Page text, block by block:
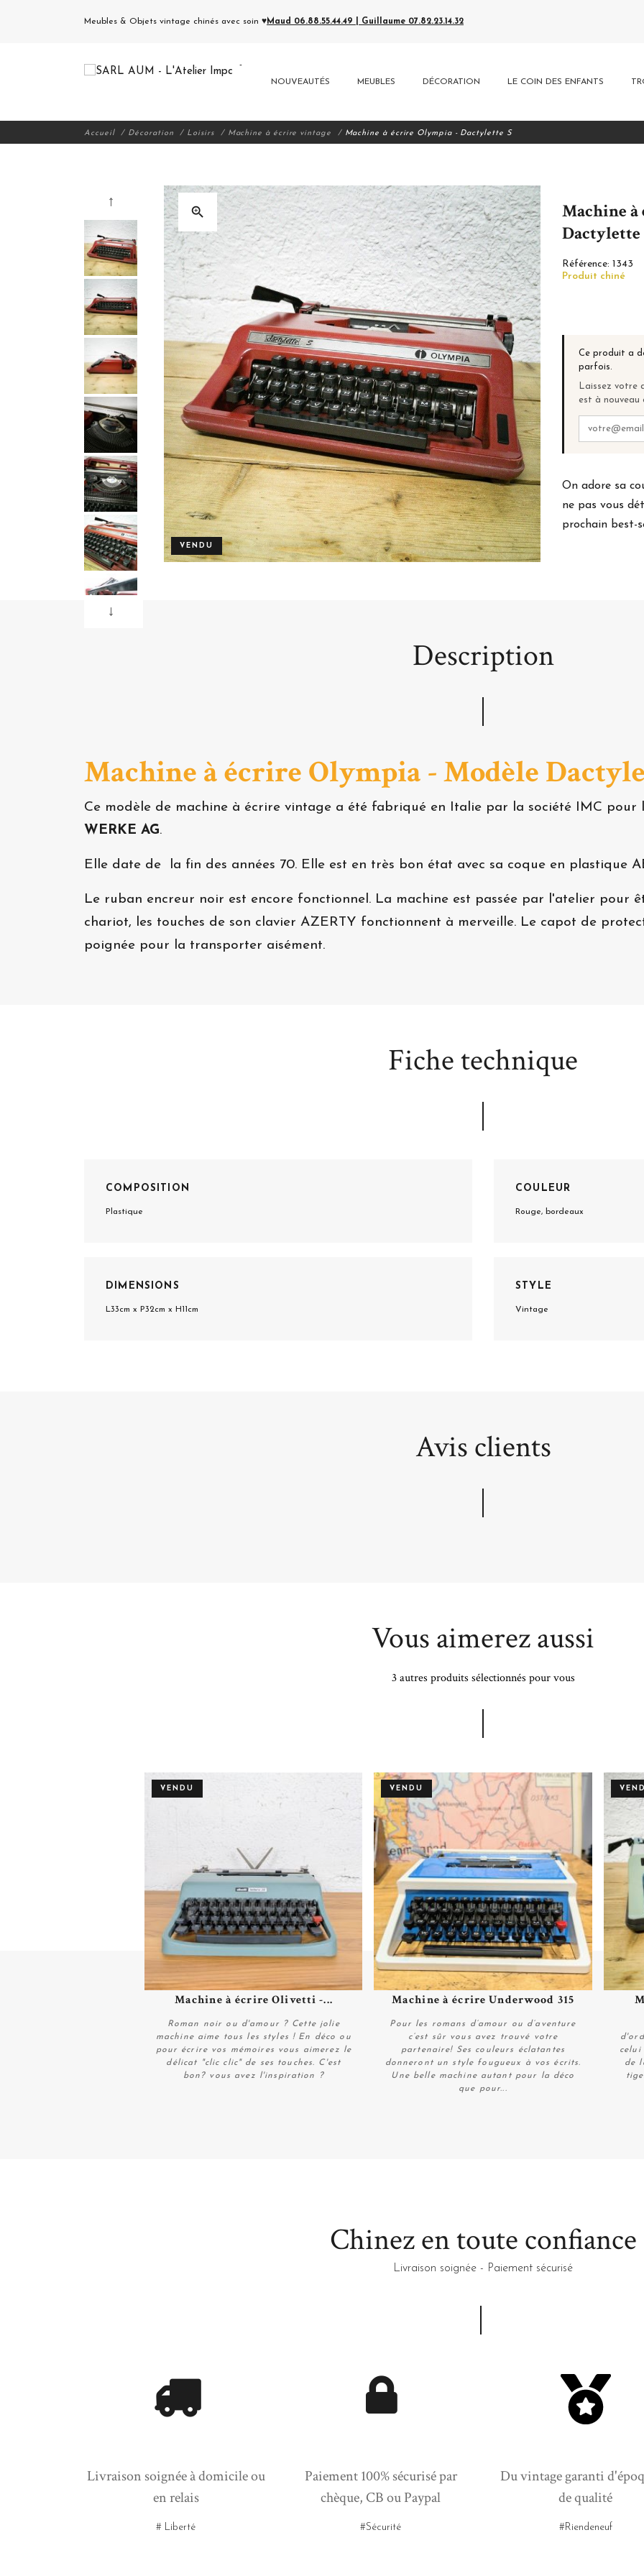
Meubles & Objets vintage chinés avec soin ♥Maud 06.88.55.44.49 | Guillaume 07.82.23.14.32
NOUVEAUTÉS MEUBLES DÉCORATION LE COIN DES ENFANTS
Accueil Décoration Loisirs Machine à écrire vintage Machine à écrire Olympia - Dactylette S
VENDU
zoom_in
Machine
Dactylette
Référence: 1343
Produit chiné
Ce produit a
parfois.
Laissez votre
est à nouveau
On adore sa
ne pas vous
prochain best-
Description
Machine à écrire Olympia - Modèle
Ce modèle de machine à écrire vintage a été fabriqué en Italie par la société IMC
WERKE AG.
Elle date de la fin des années 70. Elle est en très bon état avec sa coque en plastique
Le ruban encreur noir est encore fonctionnel. La machine est passée par l'atelier pour
chariot, les touches de son clavier AZERTY fonctionnent à merveille. Le capot de
poignée pour la transporter aisément.
Fiche technique
COMPOSITION
Plastique
COULEUR
Rouge, bordeaux
DIMENSIONS
L33cm x P32cm x H11cm
STYLE
Vintage
Avis clients
Vous aimerez aussi
3 autres produits sélectionnés pour vous
Plus de détails
VENDU
Machine à écrire Olivetti -...
Roman noir ou d'amour ? Cette jolie
machine aime tous les styles ! En déco ou
pour écrire vos mémoires vous aimerez le
délicat "clic clic" de ses touches. C'est
bon? vous avez l'inspiration ?
Plus de détails
Plus de détails
VENDU
Machine à écrire Underwood 315
Pour les romans d’amour ou d’aventure
c’est sûr vous avez trouvé votre
partenaire! Ses couleurs éclatantes
donneront un style fougueux à vos écrits.
Une belle machine autant pour la déco
que pour...
celui
de
Chinez en toute confiance
Livraison soignée - Paiement sécurisé
Livraison soignée à domicile ou
en relais
# Liberté
Paiement 100% sécurisé par
chèque, CB ou Paypal
#Sécurité
Du vintage garanti
de qualité
#Riendeneuf